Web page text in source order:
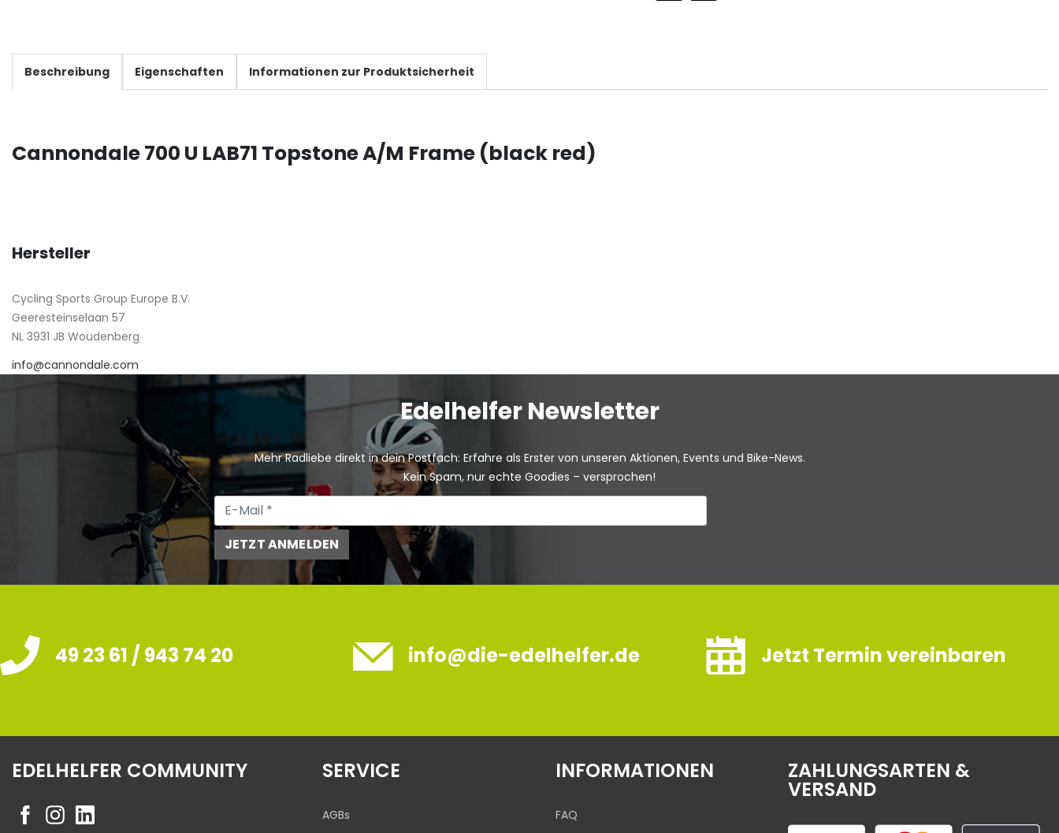
Beschreibung Eigenschaften Informationen zur Produktsicherheit
Cannondale 700 U LAB71 Topstone A/M Frame (black red)
Hersteller
Cycling Sports Group Europe B.V.
Geeresteinselaan 57
NL 3931 JB Woudenberg
info@cannondale.com
Edelhelfer Newsletter
Mehr Radliebe direkt in dein Postfach: Erfahre als Erster von unseren Aktionen, Events und Bike-News.
Kein Spam, nur echte Goodies – versprochen!
JETZT ANMELDEN
49 23 61 / 943 74 20 info@die-edelhelfer.de Jetzt Termin vereinbaren
EDELHELFER COMMUNITY SERVICE
AGBs
INFORMATIONEN
FAQ
ZAHLUNGSARTEN &
VERSAND